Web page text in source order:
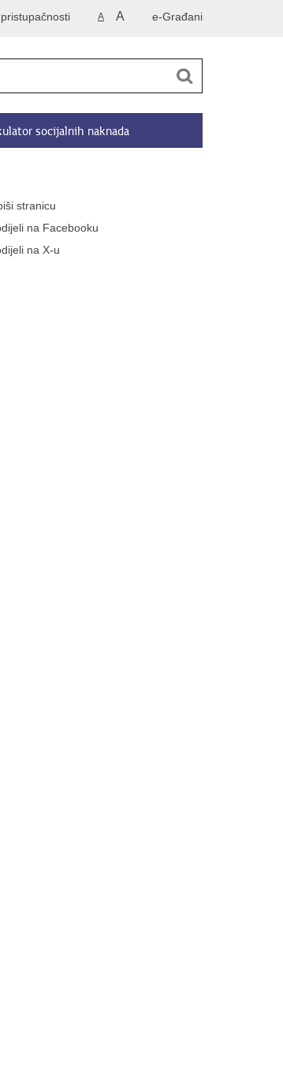
e-Građani
A A
socijalnih naknada
stranicu
na Facebooku
na X-u